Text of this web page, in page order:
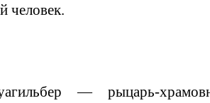
человек.
— рыцарь-